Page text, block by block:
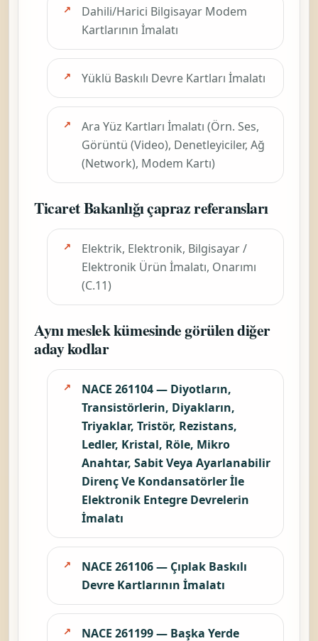
Dahili/Harici Bilgisayar Modem
Kartlarının İmalatı
Yüklü Baskılı Devre Kartları İmalatı
Ara Yüz Kartları İmalatı (Örn. Ses,
Görüntü (Video), Denetleyiciler, Ağ
(Network), Modem Kartı)
Ticaret Bakanlığı çapraz referansları
Elektrik, Elektronik, Bilgisayar /
Elektronik Ürün İmalatı, Onarımı
(C.11)
Aynı meslek kümesinde görülen diğer
aday kodlar
NACE 261104 — Diyotların,
Transistörlerin, Diyakların,
Triyaklar, Tristör, Rezistans,
Ledler, Kristal, Röle, Mikro
Anahtar, Sabit Veya Ayarlanabilir
Direnç Ve Kondansatörler İle
Elektronik Entegre Devrelerin
İmalatı
NACE 261106 — Çıplak Baskılı
Devre Kartlarının İmalatı
NACE 261199 — Başka Yerde